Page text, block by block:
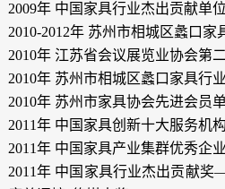
2009年 中国家具行业杰出贡献单位
2010-2012年 苏州市相城区蠡口
2010年 江苏省会议展览业协会第
2010年 苏州市相城区蠡口家具行
2010年 苏州市家具协会先进会员
2011年 中国家具创新十大服务机构
2011年 中国家具产业集群优秀企
2011年 中国家具行业杰出贡献